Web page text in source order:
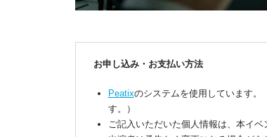
お申し込み・お支払い方法
Peatixのシステムを使用しています
す。）
ご記入いただいた個人情報は、本イ